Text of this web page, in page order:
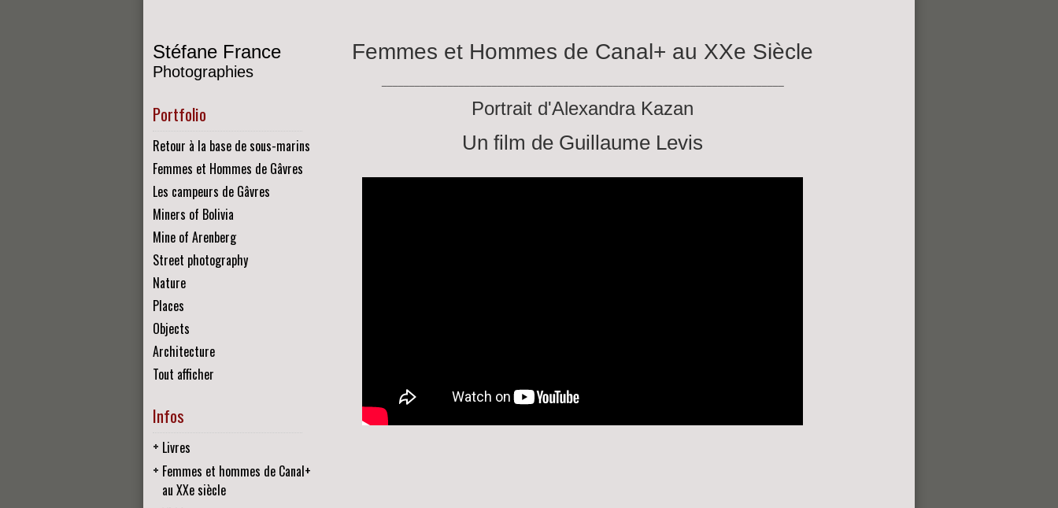
Stéfane France
Photographies
Portfolio
Retour à la base de sous-marins
Femmes et Hommes de Gâvres
Les campeurs de Gâvres
Miners of Bolivia
Mine of Arenberg
Street photography
Nature
Places
Objects
Architecture
Tout afficher
Infos
Livres
Femmes et hommes de Canal+
au XXe siècle
Femmes et Hommes de Canal+ au XXe Siècle
Portrait d'Alexandra Kazan
Un film de Guillaume Levis